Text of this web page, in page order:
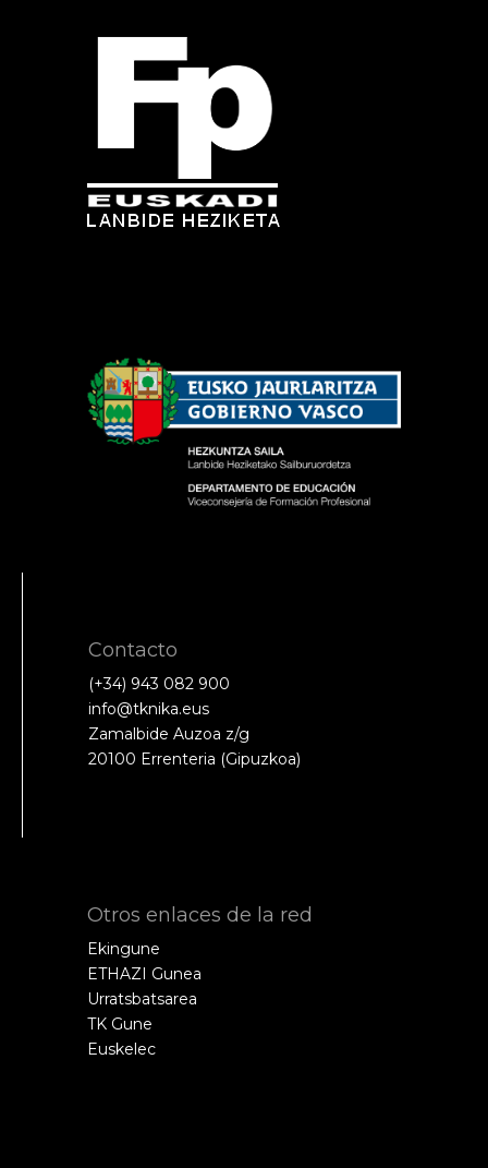
Contacto
(+34) 943 082 900
info@tknika.eus
Zamalbide Auzoa z/g
20100 Errenteria (Gipuzkoa)
Otros enlaces de la red
Ekingune
ETHAZI Gunea
Urratsbatsarea
TK Gune
Euskelec